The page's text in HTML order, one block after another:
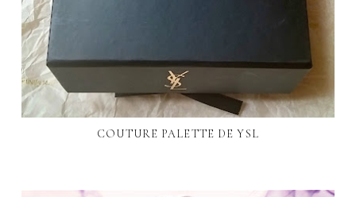
COUTURE PALETTE DE YSL